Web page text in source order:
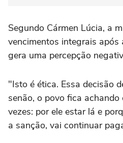
Segundo Cármen Lúcia, a
vencimentos integrais
gera uma percepção
"Isto é ética. Essa decisão
senão, o povo fica
vezes: por ele estar lá e
a sanção, vai continuar